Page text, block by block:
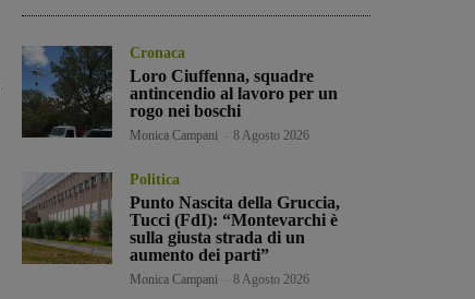
Cronaca
Loro Ciuffenna, squadre
antincendio al lavoro per un
rogo nei boschi
Monica Campani 8 Agosto 2026
Politica
Punto Nascita della Gruccia,
Tucci (FdI): “Montevarchi è
sulla giusta strada di un
aumento dei parti”
Monica Campani 8 Agosto 2026